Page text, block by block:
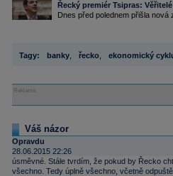
Řecký premiér Tsipras:
Dnes před polednem přišla nová
Tagy: banky, řecko, ekonomický
Reklama
Váš názor
Opravdu
28.06.2015 22:26
úsměvné. Stále tvrdím, že pokud by Řecko
všechno. Tedy úplně všechno, včetně